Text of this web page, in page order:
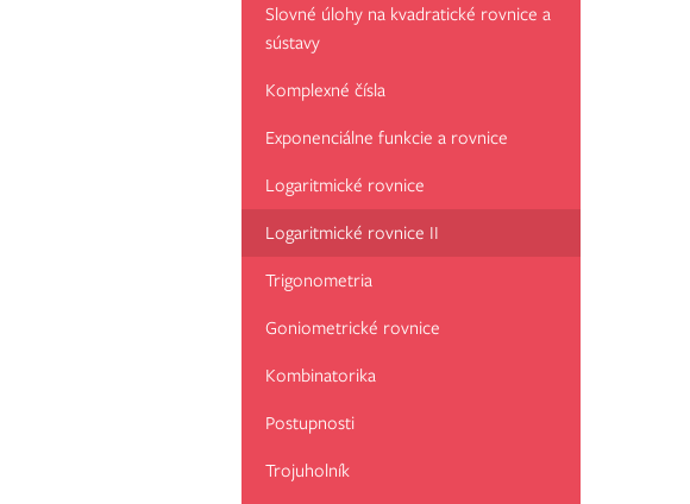
Slovné úlohy na kvadratické rovnice a
sústavy
Komplexné čísla
Exponenciálne funkcie a rovnice
Logaritmické rovnice
Logaritmické rovnice II
Trigonometria
Goniometrické rovnice
Kombinatorika
Postupnosti
Trojuholník